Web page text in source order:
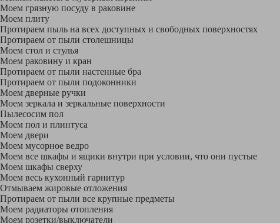
Моем грязную посуду в раковине
Моем плиту
Протираем пыль на всех доступных и свободных поверхностях
Протираем от пыли столешницы
Моем стол и стулья
Моем раковину и кран
Протираем от пыли настенные бра
Протираем от пыли подоконники
Моем дверные ручки
Моем зеркала и зеркальные поверхности
Пылесосим пол
Моем пол и плинтуса
Моем двери
Моем мусорное ведро
Моем все шкафы и ящики внутри при условии, что они пустые
Моем шкафы сверху
Моем весь кухонный гарнитур
Отмываем жировые отложения
Протираем от пыли все крупные предметы
Моем радиаторы отопления
Моем розетки/выключатели